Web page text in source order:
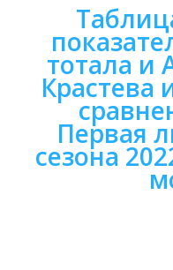
тотала и
Крастева
Первая
сезона